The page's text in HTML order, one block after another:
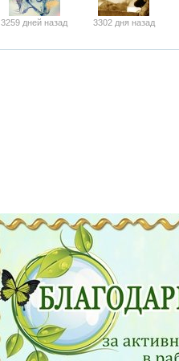
3259 дней назад 3302 дня назад